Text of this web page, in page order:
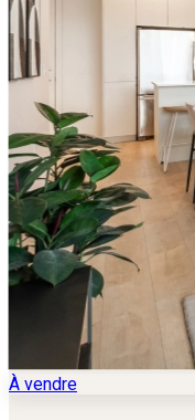
À vendre